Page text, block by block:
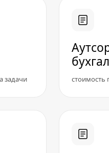
задачи стоимость